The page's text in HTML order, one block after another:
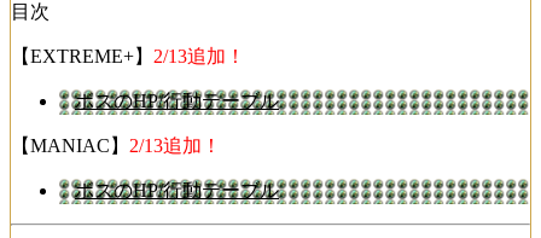
目次
【EXTREME+】 2/13追加！
ボスのHP/行動テーブル
【MANIAC】 2/13追加！
ボスのHP/行動テーブル